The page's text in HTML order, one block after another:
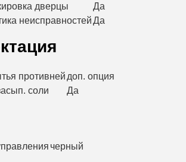
дверцы
Да
неисправностейДа
противней доп. опция
соли
Да
черный